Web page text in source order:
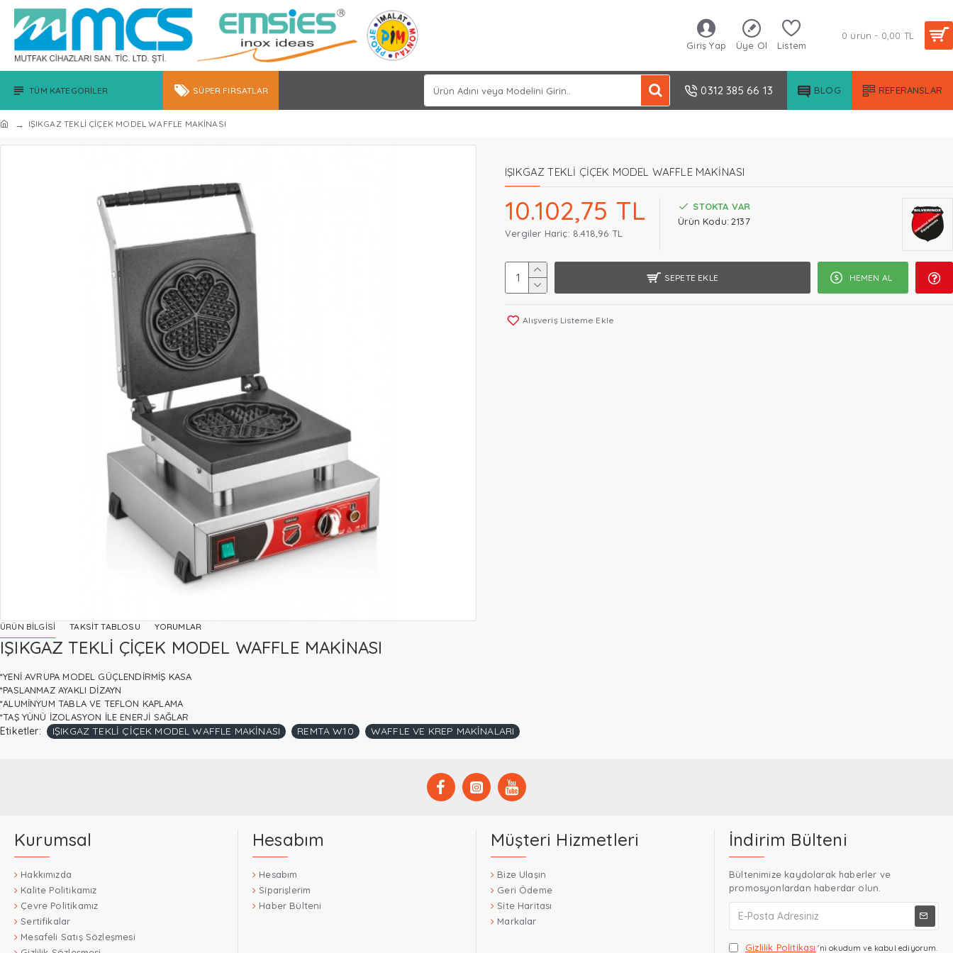
Giriş Yap Üye Ol Listem
0 ürün - 0,00 TL
TÜM KATEGORILER SÜPER FIRSATLAR 0312 385 66 13 BLOG REFERANSLAR
IŞIKGAZ TEKLİ ÇİÇEK MODEL WAFFLE MAKİNASI
IŞIKGAZ TEKLİ ÇİÇEK MODEL WAFFLE MAKİNASI
10.102,75 TL
Vergiler Hariç: 8.418,96 TL
STOKTA VAR
Ürün Kodu: 2137
SEPETE EKLE HEMEN AL
Alışveriş Listeme Ekle
ÜRÜN BILGISI TAKSIT TABLOSU YORUMLAR
IŞIKGAZ TEKLİ ÇİÇEK MODEL WAFFLE MAKİNASI
*YENİ AVRUPA MODEL GÜÇLENDİRMİŞ KASA
*PASLANMAZ AYAKLI DİZAYN
*ALUMİNYUM TABLA VE TEFLON KAPLAMA
*TAŞ YÜNÜ İZOLASYON İLE ENERJİ SAĞLAR
Etiketler: IŞIKGAZ TEKLİ ÇİÇEK MODEL WAFFLE MAKİNASI REMTA W10 WAFFLE VE KREP MAKİNALARI
Kurumsal
Hakkımızda
Kalite Politikamız
Çevre Politikamız
Sertifikalar
Mesafeli Satış Sözleşmesi
Hesabım
Hesabım
Siparişlerim
Haber Bülteni
Müşteri Hizmetleri
Bize Ulaşın
Geri Ödeme
Site Haritası
Markalar
İndirim Bülteni
Bültenimize kaydolarak haberler ve
promosyonlardan haberdar olun.
Gizlilik Politikası 'ni okudum ve kabul ediyorum.